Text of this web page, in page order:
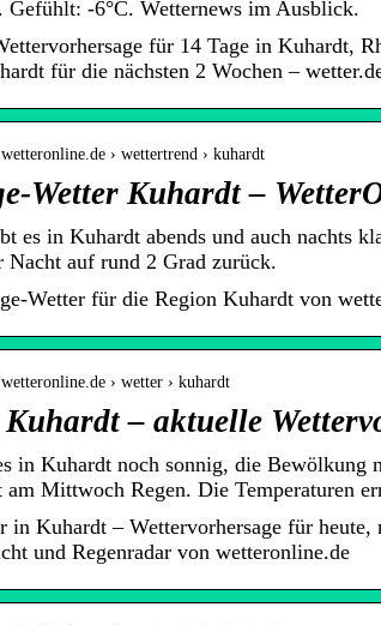
Gefühlt: -6°C. Wetternews im Ausblick.
für 14 Tage in
für die nächsten 2 Wochen –
› wettertrend › kuhardt
Wetter Kuhardt –
es in Kuhardt abends und auch nachts
Nacht auf rund 2 Grad zurück.
Wetter für die Region Kuhardt von
› wetter › kuhardt
Kuhardt – aktuelle
in Kuhardt noch sonnig, die Bewölkung
Mittwoch Regen. Die Temperaturen
in Kuhardt – Wettervorhersage für
und Regenradar von wetteronline.de